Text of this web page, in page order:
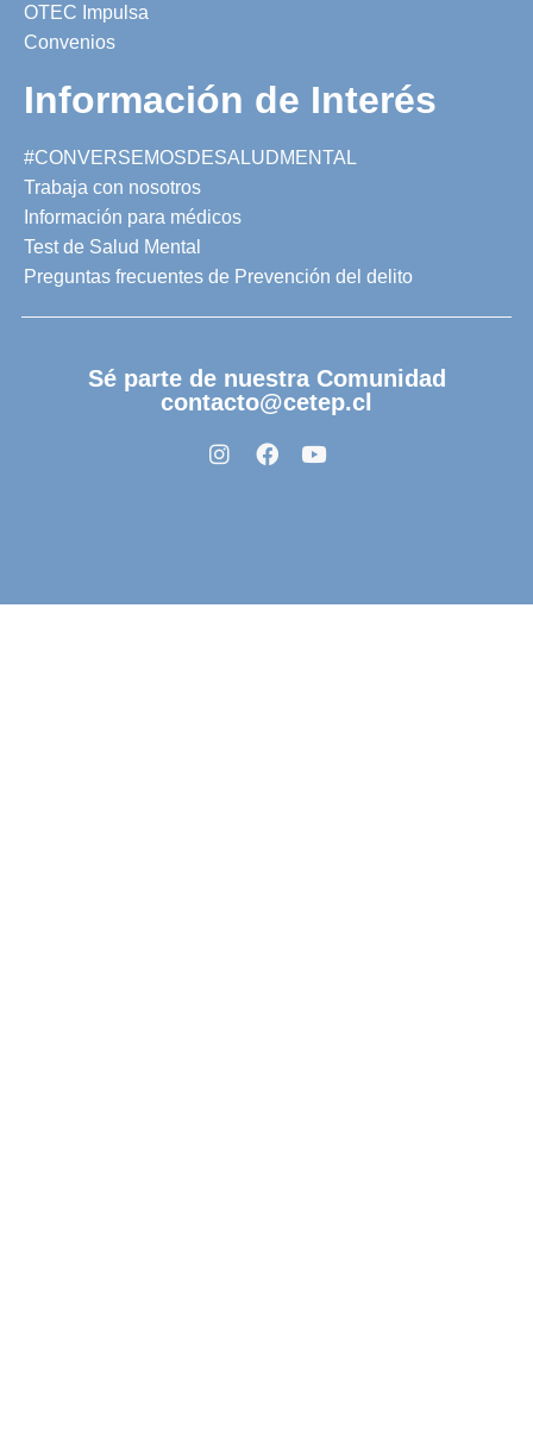
OTEC Impulsa
Convenios
Información de Interés
#CONVERSEMOSDESALUDMENTAL
Trabaja con nosotros
Información para médicos
Test de Salud Mental
Preguntas frecuentes de Prevención del delito
Sé parte de nuestra Comunidad
contacto@cetep.cl